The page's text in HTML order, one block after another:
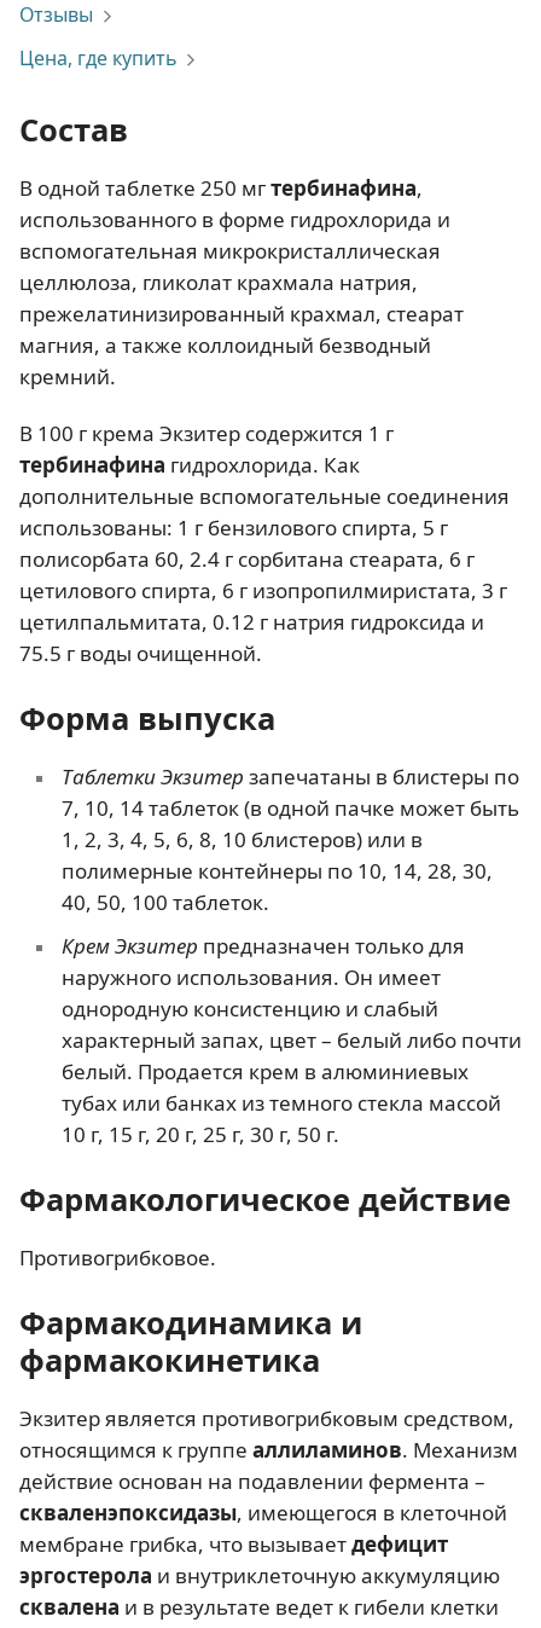
Отзывы
Цена, где купить
Состав
В одной таблетке 250 мгтербинафина,
использованного в форме гидрохлорида и
вспомогательная микрокристаллическая
целлюлоза, гликолат крахмала натрия,
прежелатинизированный крахмал, стеарат
магния, а также коллоидный безводный
кремний.
В 100 г крема Экзитер содержится 1 г
тербинафина гидрохлорида. Как
дополнительные вспомогательные соединения
использованы: 1 г бензилового спирта, 5 г
полисорбата 60, 2.4 г сорбитана стеарата, 6 г
цетилового спирта, 6 г изопропилмиристата, 3 г
цетилпальмитата, 0.12 г натрия гидроксида и
75.5 г воды очищенной.
Форма выпуска
Таблетки Экзитер запечатаны в блистеры по
7, 10, 14 таблеток (в одной пачке может быть
1, 2, 3, 4, 5, 6, 8, 10 блистеров) или в
полимерные контейнеры по 10, 14, 28, 30,
40, 50, 100 таблеток.
Крем Экзитер предназначен только для
наружного использования. Он имеет
однородную консистенцию и слабый
характерный запах, цвет – белый либо почти
белый. Продается крем в алюминиевых
тубах или банках из темного стекла массой
10 г, 15 г, 20 г, 25 г, 30 г, 50 г.
Фармакологическое действие
Противогрибковое.
Фармакодинамика и
фармакокинетика
Экзитер является противогрибковым средством,
относящимся к группе аллиламинов. Механизм
действие основан на подавлении фермента –
скваленэпоксидазы, имеющегося в клеточной
мембране грибка, что вызываетдефицит
эргостерола и внутриклеточную аккумуляцию
сквалена и в результате ведет к гибели клетки